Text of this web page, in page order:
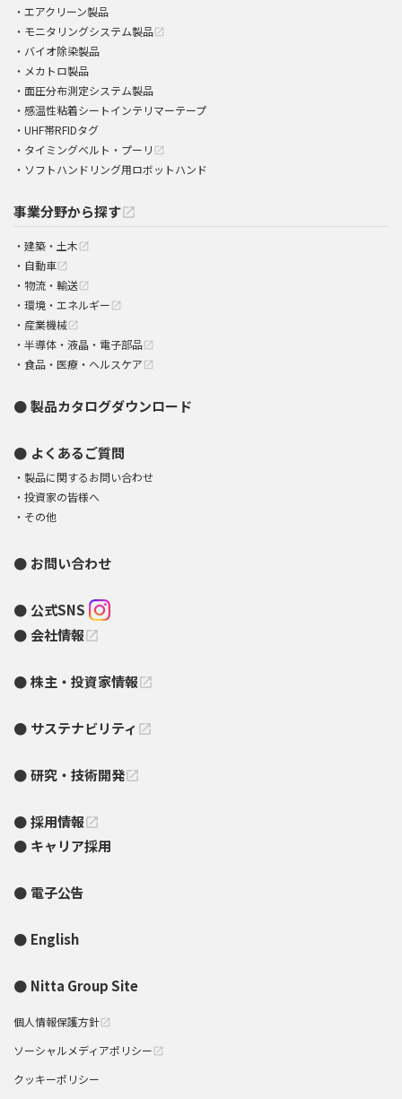
エアクリーン製品
モニタリングシステム製品 open_in_new
バイオ除染製品
メカトロ製品
面圧分布測定システム製品
感温性粘着シートインテリマーテープ
UHF帯RFIDタグ
タイミングベルト・プーリ open_in_new
ソフトハンドリング用ロボットハンド
事業分野から探すopen_in_new
建築・土木 open_in_new
自動車 open_in_new
物流・輸送 open_in_new
環境・エネルギー open_in_new
産業機械 open_in_new
半導体・液晶・電子部品 open_in_new
食品・医療・ヘルスケア open_in_new
製品カタログダウンロード
よくあるご質問
製品に関するお問い合わせ
投資家の皆様へ
その他
お問い合わせ
公式SNS
会社情報open_in_new
株主・投資家情報open_in_new
サステナビリティ open_in_new
研究・技術開発open_in_new
採用情報open_in_new
キャリア採用
電子公告
English
Nitta Group Site
個人情報保護方針 open_in_new
ソーシャルメディアポリシー open_in_new
クッキーポリシー